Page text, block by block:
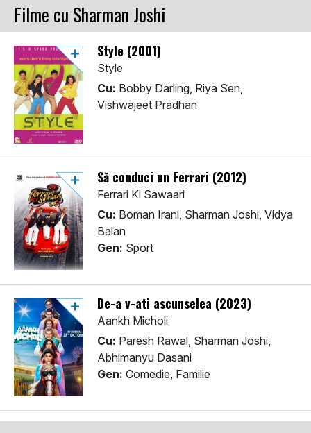
Filme cu Sharman Joshi
Style (2001)
Style
Cu: Bobby Darling, Riya Sen,
Vishwajeet Pradhan
Să conduci un Ferrari (2012)
Ferrari Ki Sawaari
Cu: Boman Irani, Sharman Joshi, Vidya
Balan
Gen: Sport
De-a v-ati ascunselea (2023)
Aankh Micholi
Cu: Paresh Rawal, Sharman Joshi,
Abhimanyu Dasani
Gen: Comedie, Familie